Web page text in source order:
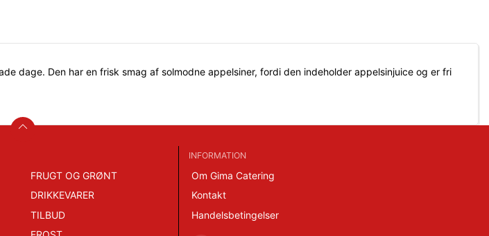
dage. Den har en frisk smag af solmodne appelsiner, fordi den indeholder appelsinjuice og er fri
FRUGT OG GRØNT
DRIKKEVARER
TILBUD
INFORMATION
Om Gima Catering
Kontakt
Handelsbetingelser